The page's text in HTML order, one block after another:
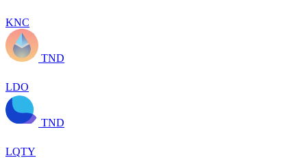
KNC
TND
LDO
TND
LQTY